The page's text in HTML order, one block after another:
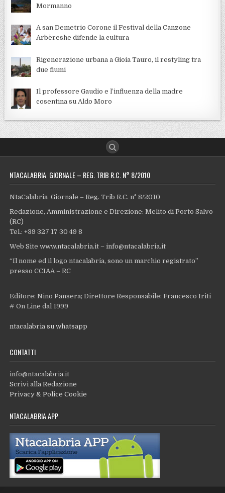
Mormanno
A san Demetrio Corone il Festival della Canzone
Arbëreshe difende la cultura
Rigenerazione urbana a Gioia Tauro, il restyling tra
due fiumi
Il professore Gaudio e l’influenza della madre
cosentina su Aldo Moro
NTACALABRIA GIORNALE – REG. TRIB R.C. N° 8/2010
NtaCalabria Giornale – Reg. Trib R.C. n° 8/2010
Redazione, Amministrazione e Direzione: Melito di Porto Salvo
(RC)
Tel.: +39 327 17 30 49 8
Web Site www.ntacalabria.it – info@ntacalabria.it
“Il nome ed il logo ntacalabria, sono un marchio registrato”
presso CCIAA – RC
Editore: Nino Pansera; Direttore Responsabile: Francesco Iriti
# On Line dal 1999
ntacalabria su whatsapp
CONTATTI
info@ntacalabria.it
Scrivi alla Redazione
Privacy & Police Cookie
NTACALABRIA APP